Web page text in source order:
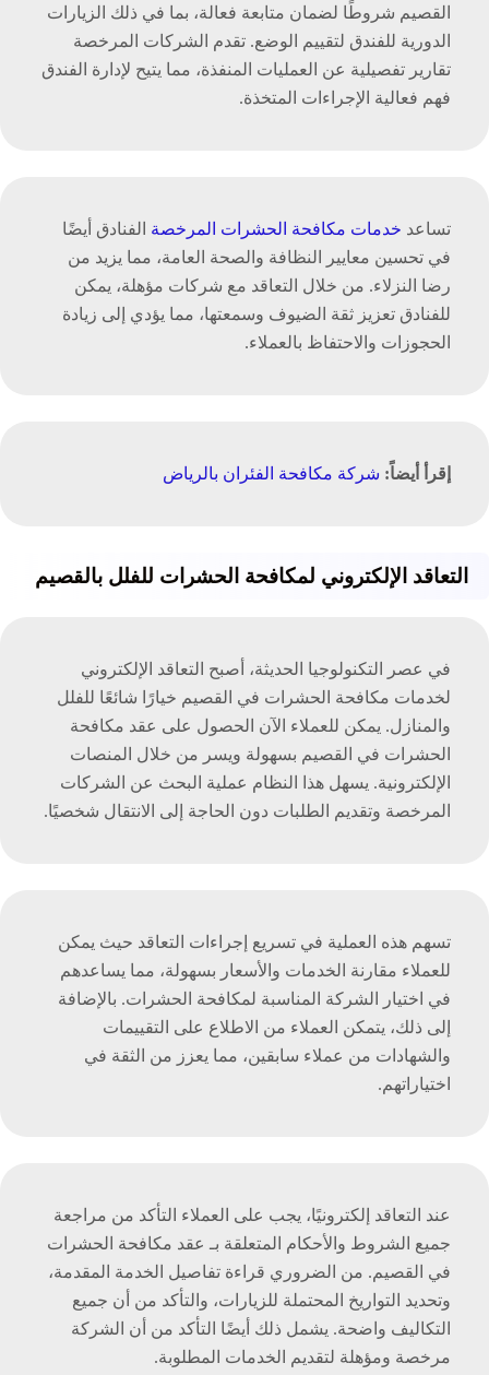
القصيم شروطًا لضمان متابعة فعالة، بما في ذلك الزيارات
الدورية للفندق لتقييم الوضع. تقدم الشركات المرخصة
تقارير تفصيلية عن العمليات المنفذة، مما يتيح لإدارة الفندق
فهم فعالية الإجراءات المتخذة.
تساعد خدمات مكافحة الحشرات المرخصة الفنادق أيضًا
في تحسين معايير النظافة والصحة العامة، مما يزيد من
رضا النزلاء. من خلال التعاقد مع شركات مؤهلة، يمكن
للفنادق تعزيز ثقة الضيوف وسمعتها، مما يؤدي إلى زيادة
الحجوزات والاحتفاظ بالعملاء.
إقرأ أيضاً: شركة مكافحة الفئران بالرياض
التعاقد الإلكتروني لمكافحة الحشرات للفلل بالقصيم
في عصر التكنولوجيا الحديثة، أصبح التعاقد الإلكتروني
لخدمات مكافحة الحشرات في القصيم خيارًا شائعًا للفلل
والمنازل. يمكن للعملاء الآن الحصول على عقد مكافحة
الحشرات في القصيم بسهولة ويسر من خلال المنصات
الإلكترونية. يسهل هذا النظام عملية البحث عن الشركات
المرخصة وتقديم الطلبات دون الحاجة إلى الانتقال شخصيًا.
تسهم هذه العملية في تسريع إجراءات التعاقد حيث يمكن
للعملاء مقارنة الخدمات والأسعار بسهولة، مما يساعدهم
في اختيار الشركة المناسبة لمكافحة الحشرات. بالإضافة
إلى ذلك، يتمكن العملاء من الاطلاع على التقييمات
والشهادات من عملاء سابقين، مما يعزز من الثقة في
اختياراتهم.
عند التعاقد إلكترونيًا، يجب على العملاء التأكد من مراجعة
جميع الشروط والأحكام المتعلقة بـ عقد مكافحة الحشرات
في القصيم. من الضروري قراءة تفاصيل الخدمة المقدمة،
وتحديد التواريخ المحتملة للزيارات، والتأكد من أن جميع
التكاليف واضحة. يشمل ذلك أيضًا التأكد من أن الشركة
مرخصة ومؤهلة لتقديم الخدمات المطلوبة.